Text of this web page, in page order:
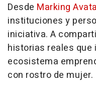
Desde Marking
instituciones y
iniciativa. A
historias reales que
ecosistema
con rostro de mujer.